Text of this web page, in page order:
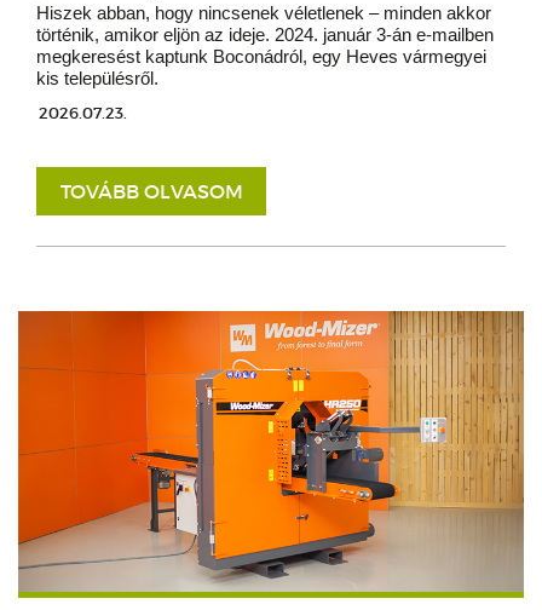
Hiszek abban, hogy nincsenek véletlenek – minden akkor
történik, amikor eljön az ideje. 2024. január 3-án e-mailben
megkeresést kaptunk Boconádról, egy Heves vármegyei
kis településről.
2026.07.23.
TOVÁBB OLVASOM